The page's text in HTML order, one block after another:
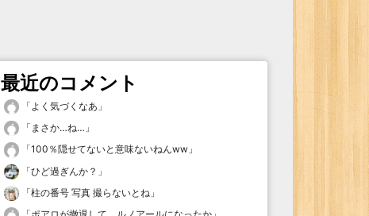
最近のコメント
「よく気づくなあ 」
「 まさか…ね… 」
「100％隠せてないと意味ないねんww 」
「ひど過ぎんか？ 」
「柱の番号 写真 撮らないとね 」